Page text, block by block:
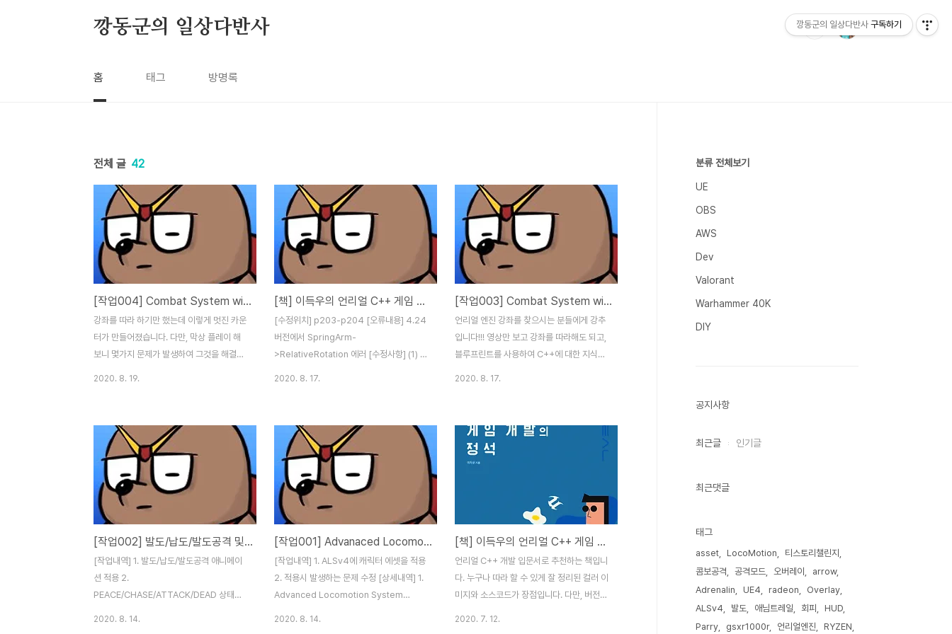
깡동군의 일상다반사
홈 태그 방명록
전체 글 42
[작업004] Combat System with ALSv4 Tutorial #8~#9
강좌를 따라 하기만 했는데 이렇게 멋진 카운
터가 만들어졌습니다. 다만, 막상 플레이 해
보니 몇가지 문제가 발생하여 그것을 해결하
도치 않게 방향이 틀어지는 경우가 있습니다.
이 경우에는 캐릭터 블루프린트의 속성 중,
Use controller desired rotaiton 과
Use Controller Rotation Yaw 를 체크해
보시기 바랍니다. [작업내역] 1. AI Patrol 2.
Combat Counter [사용에셋] Advanced
Locomotion System v4 -
https://www.unrealengine.c..
2020. 8. 19.
[책] 이득우의 언리얼 C++ 게임 개발의 정석 (수정 #1)
[수정위치] p203-p204 [오류내용] 4.24
버전에서 SpringArm-
>RelativeRotation 에러 [수정사항] (1) 변
경 후 : FRotator TmpRo =
FMath::RInterpTo(SpringArm-
>GetRelativeRotation(),
ArmRotationTo, DeltaTime,
ArmRotationSpeed); SpringArm-
>SetRelativeRotation(TmpRo); (2) 변
경 전 : GetController()->Set..
2020. 8. 17.
[작업003] Combat System with ALSv4 Tutorial #1~#7
언리얼 엔진 강좌를 찾으시는 분들에게 강추
입니다!!! 영상만 보고 강좌를 따라해도 되고,
블루프린트를 사용하여 C++에 대한 지식이
미리 알려드리니 감안하시고 강좌를 즐기시
길 바랍니다.
2020. 8. 17.
[작업002] 발도/납도/발도공격 및 적 인공지능
[작업내역] 1. 발도/납도/발도공격 애니메이
션 적용 2.
PEACE/CHASE/ATTACK/DEAD 상태별
2020. 8. 14.
[작업001] Advanaced Locomotion System4에 Character Asset 적용!
[작업내역] 1. ALSv4에 캐릭터 에셋을 적용
2. 적용시 발생하는 문제 수정 [상세내역] 1.
Advanced Locomotion System
2020. 8. 14.
[책] 이득우의 언리얼 C++ 게임 개발의 정석
언리얼 C++ 개발 입문서로 추천하는 책입니
다. 누구나 따라 할 수 있게 잘 정리된 컬러 이
미지와 소스코드가 장점입니다. 다만, 버전에
2020. 7. 12.
분류 전체보기
UE
OBS
AWS
Dev
Valorant
Warhammer 40K
DIY
공지사항
최근글 인기글
최근댓글
태그
asset LocoMotion
티스토리챌린지
콤보공격
공격모드 오버레이
arrow
Adrenalin
UE4 radeon
Overlay
ALSv4
발도 애님트레일 회피
HUD
Parry
gsxr1000r 언리얼엔진
RYZEN
깡동군의 일상다반사 구독하기